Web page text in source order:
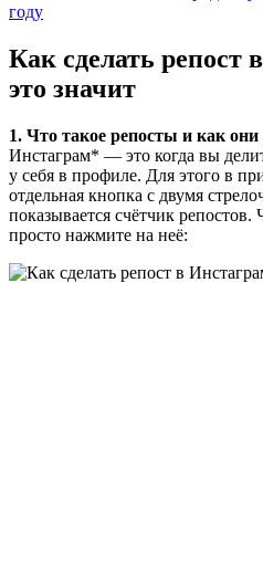
году
Как сделать репост
это значит
1. Что такое репосты и как они
Инстаграм* — это когда вы
у себя в профиле. Для этого в
отдельная кнопка с двумя
показывается счётчик
просто нажмите на неё: